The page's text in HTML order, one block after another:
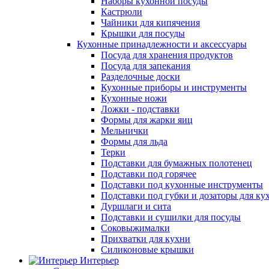
Кастрюли
Чайники для кипячения
Крышки для посуды
Кухонные принадлежности и аксессуары
Посуда для хранения продуктов
Посуда для запекания
Разделочные доски
Кухонные приборы и инструменты
Кухонные ножи
Ложки - подставки
Формы для жарки яиц
Мельнички
Формы для льда
Терки
Подставки для бумажных полотенец
Подставки под горячее
Подставки под кухонные инструменты
Подставки под губки и дозаторы для
Дуршлаги и сита
Подставки и сушилки для посуды
Соковыжималки
Прихватки для кухни
Силиконовые крышки
Интерьер